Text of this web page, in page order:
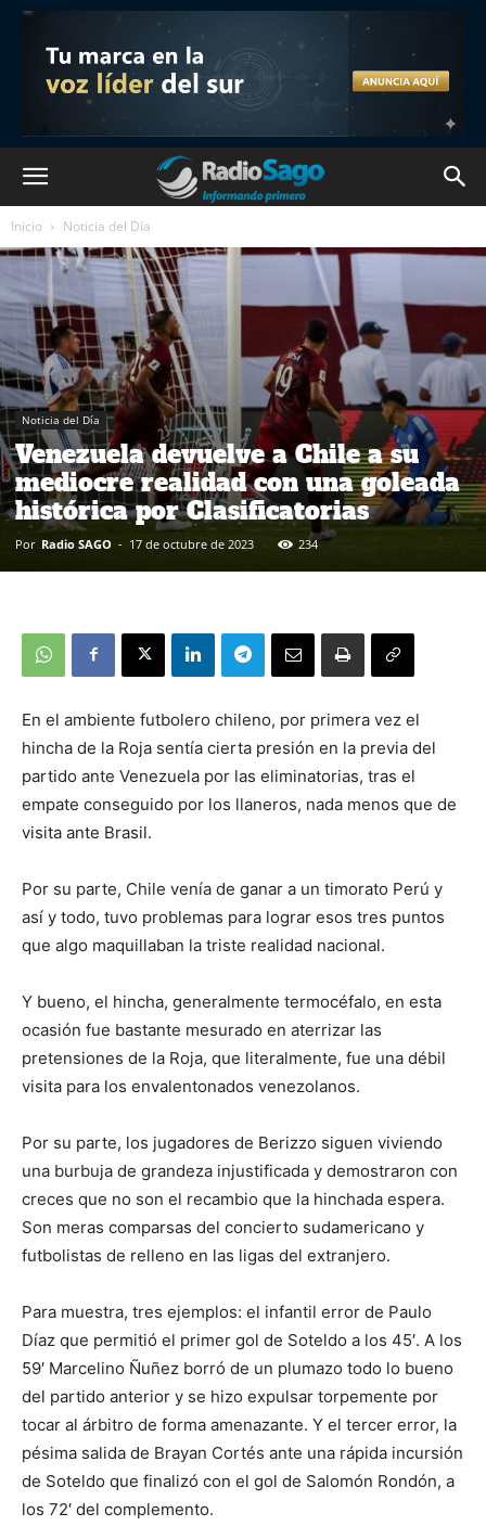
Inicio Noticia del Día
Noticia del Día
Venezuela devuelve a Chile a su
mediocre realidad con una goleada
histórica por Clasificatorias
Por Radio SAGO - 17 de octubre de 2023 234
En el ambiente futbolero chileno, por primera vez el
hincha de la Roja sentía cierta presión en la previa del
partido ante Venezuela por las eliminatorias, tras el
empate conseguido por los llaneros, nada menos que de
visita ante Brasil.
Por su parte, Chile venía de ganar a un timorato Perú y
así y todo, tuvo problemas para lograr esos tres puntos
que algo maquillaban la triste realidad nacional.
Y bueno, el hincha, generalmente termocéfalo, en esta
ocasión fue bastante mesurado en aterrizar las
pretensiones de la Roja, que literalmente, fue una débil
visita para los envalentonados venezolanos.
Por su parte, los jugadores de Berizzo siguen viviendo
una burbuja de grandeza injustificada y demostraron con
creces que no son el recambio que la hinchada espera.
Son meras comparsas del concierto sudamericano y
futbolistas de relleno en las ligas del extranjero.
Para muestra, tres ejemplos: el infantil error de Paulo
Díaz que permitió el primer gol de Soteldo a los 45′. A los
59′ Marcelino Ñuñez borró de un plumazo todo lo bueno
del partido anterior y se hizo expulsar torpemente por
tocar al árbitro de forma amenazante. Y el tercer error, la
pésima salida de Brayan Cortés ante una rápida incursión
de Soteldo que finalizó con el gol de Salomón Rondón, a
los 72′ del complemento.